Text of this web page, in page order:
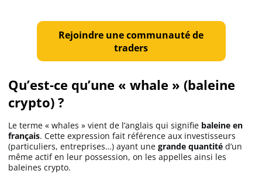
Solana (SOL)
Dogecoin (DOGE)
Binance Coin (BNB)
Rejoindre une communauté de
traders
Qu’est-ce qu’une « whale » (baleine
crypto) ?
Le terme « whales » vient de l’anglais qui signifie baleine en
français. Cette expression fait référence aux investisseurs
(particuliers, entreprises…) ayant une grande quantité d’un
même actif en leur possession, on les appelles ainsi les
baleines crypto.